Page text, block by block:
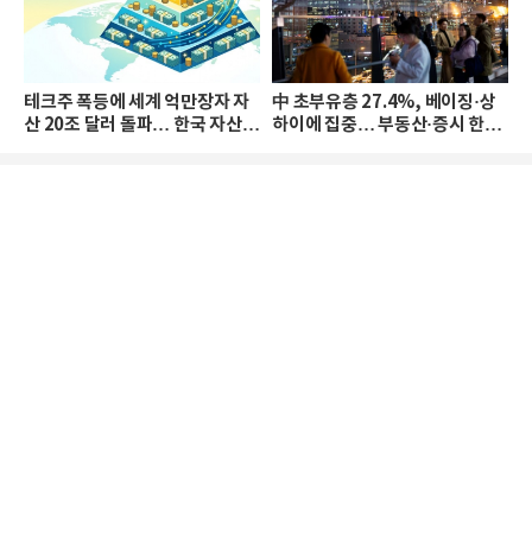
테크주 폭등에 세계 억만장자 자
산 20조 달러 돌파… 한국 자산
中 초부유층 27.4%, 베이징·상
하이에 집중… 부동산·증시 한파